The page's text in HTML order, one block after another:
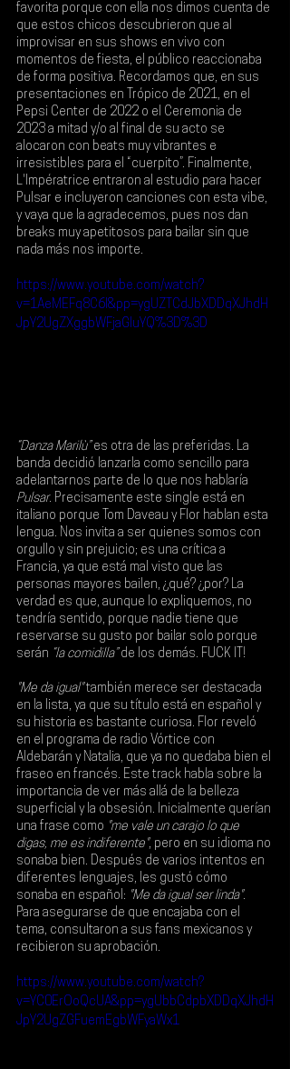
favorita porque con ella nos dimos cuenta de
que estos chicos descubrieron que al
improvisar en sus shows en vivo con
momentos de fiesta, el público reaccionaba
de forma positiva. Recordamos que, en sus
presentaciones en
Trópico de 2021, en el
Pepsi Center de 2022 o el Ceremonia de
2023 a mitad y/o al final de su acto se
alocaron con beats muy vibrantes e
irresistibles para el “cuerpito”. Finalmente,
L'Impératrice entraron al estudio para hacer
Pulsar e incluyeron canciones con esta vibe,
y vaya que la agradecemos, pues nos dan
breaks muy apetitosos para bailar sin que
nada más nos importe.
https://www.youtube.com/watch?
v=1AeMEFq8C6I&pp=ygUZTCdJbXDDqXJhdH
JpY2UgZXggbWFjaGluYQ%3D%3D
“Danza Marilù” es otra de las preferidas. La
banda decidió lanzarla como sencillo para
adelantarnos parte de lo que nos hablaría
Pulsar. Precisamente este single está en
italiano porque Tom Daveau y Flor hablan esta
lengua. Nos invita a ser quienes somos con
orgullo y sin prejuicio; es una crítica a
Francia, ya que está mal visto que las
personas mayores bailen, ¿qué? ¿por? La
verdad es que, aunque lo expliquemos, no
tendría sentido, porque nadie tiene que
reservarse su gusto por bailar solo porque
serán “la comidilla” de los demás. FUCK IT!
"Me da igual" también merece ser destacada
en la lista, ya que su título está en español y
su historia es bastante curiosa. Flor reveló
en el programa de radio Vórtice con
Aldebarán y Natalia, que ya no quedaba bien el
fraseo en francés. Este track habla sobre la
importancia de ver más allá de la belleza
superficial y la obsesión. Inicialmente querían
una frase como "me vale un carajo lo que
digas, me es indiferente", pero en su idioma no
sonaba bien. Después de varios intentos en
diferentes lenguajes, les gustó cómo
sonaba en español: "Me da igual ser linda".
Para asegurarse de que encajaba con el
tema, consultaron a sus fans mexicanos y
recibieron su aprobación.
https://www.youtube.com/watch?
v=YC0ErOoQcUA&pp=ygUbbCdpbXDDqXJhdH
JpY2UgZGFuemEgbWFyaWx1